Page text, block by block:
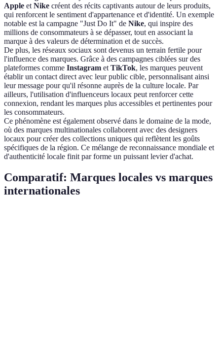
Apple et Nike créent des récits captivants autour de leurs produits,
qui renforcent le sentiment d'appartenance et d'identité. Un exemple
notable est la campagne "Just Do It" de Nike, qui inspire des
millions de consommateurs à se dépasser, tout en associant la
marque à des valeurs de détermination et de succès.
De plus, les réseaux sociaux sont devenus un terrain fertile pour
l'influence des marques. Grâce à des campagnes ciblées sur des
plateformes comme Instagram et TikTok, les marques peuvent
établir un contact direct avec leur public cible, personnalisant ainsi
leur message pour qu'il résonne auprès de la culture locale. Par
ailleurs, l'utilisation d'influenceurs locaux peut renforcer cette
connexion, rendant les marques plus accessibles et pertinentes pour
les consommateurs.
Ce phénomène est également observé dans le domaine de la mode,
où des marques multinationales collaborent avec des designers
locaux pour créer des collections uniques qui reflètent les goûts
spécifiques de la région. Ce mélange de reconnaissance mondiale et
d'authenticité locale finit par forme un puissant levier d'achat.
Comparatif: Marques locales vs marques
internationales